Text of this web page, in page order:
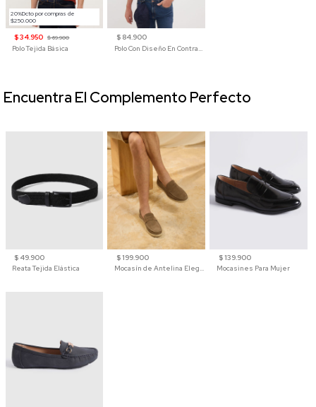
20%Dcto por compras de
$250.000
$ 34.950 $ 69.900
Polo Tejida Básica
$ 84.900
Polo Con Diseño En Contraste
$ 49.900
Reata Tejida Elástica
$ 199.900
Mocasín de Antelina Elegante con Suela de Contraste Para Hombre
$ 139.900
Mocasines Para Mujer
Encuentra El Complemento Perfecto